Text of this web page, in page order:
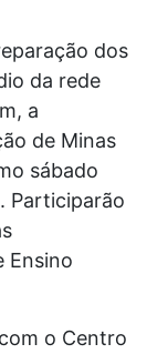
dos
da rede
a
de Minas
sábado
Participarão
Ensino
o Centro